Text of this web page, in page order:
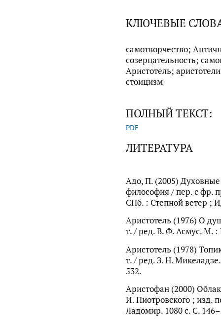
КЛЮЧЕВЫЕ
самотворчество;
созерцательность;
Аристотель;
стоицизм
ПОЛНЫЙ ТЕКСТ:
PDF
ЛИТЕРАТУРА
Адо, П. (2005)
философия / пер. с фр.
СПб. : Степной ветер ;
Аристотель (1976) О
т. / ред. В. Ф. Асмус. М. :
Аристотель (1978)
т. / ред. З. Н.
532.
Аристофан (2000)
И. Пиотровского ; изд.
Ладомир. 1080 с. С.